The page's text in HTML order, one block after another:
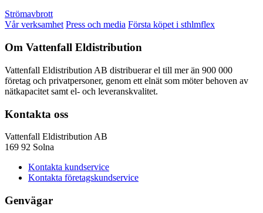
Strömavbrott
Vår verksamhet Press och media Första köpet i sthlmflex
Om Vattenfall Eldistribution
Vattenfall Eldistribution AB distribuerar el till mer än 900 000
företag och privatpersoner, genom ett elnät som möter behoven av
nätkapacitet samt el- och leveranskvalitet.
Kontakta oss
Vattenfall Eldistribution AB
169 92 Solna
Kontakta kundservice
Kontakta företagskundservice
Genvägar